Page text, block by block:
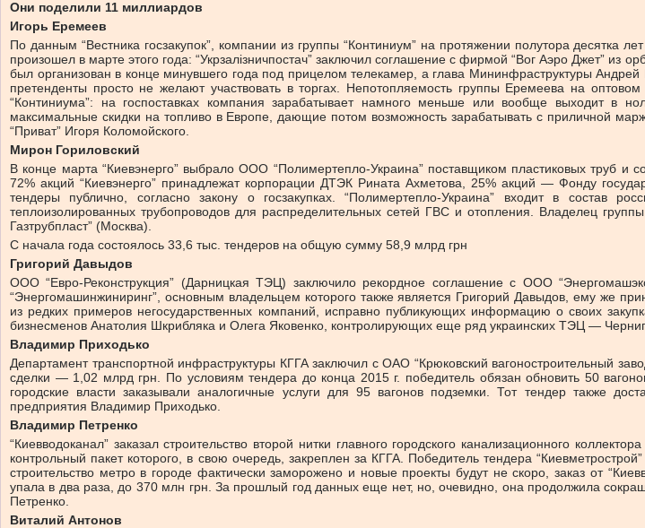
Они поделили 11 миллиардов
Игорь Еремеев
По данным “Вестника госзакупок”, компании из группы “Континиум” на протяжении полутора десятка
произошел в марте этого года: “Укрзалізничпостач” заключил соглашение с фирмой “Вог Аэро Джет” из
был организован в конце минувшего года под прицелом телекамер, а глава Мининфраструктуры
претенденты просто не желают участвовать в торгах. Непотопляемость группы Еремеева на
“Континиума”: на госпоставках компания зарабатывает намного меньше или вообще выходит в
максимальные скидки на топливо в Европе, дающие потом возможность зарабатывать с приличной
“Приват” Игоря Коломойского.
Мирон Гориловский
В конце марта “Киевэнерго” выбрало ООО “Полимертепло-Украина” поставщиком пластиковых труб и
72% акций “Киевэнерго” принадлежат корпорации ДТЭК Рината Ахметова, 25% акций — Фонду
тендеры публично, согласно закону о госзакупках. “Полимертепло-Украина” входит в состав
теплоизолированных трубопроводов для распределительных сетей ГВС и отопления. Владелец
Газтрубпласт” (Москва).
С начала года состоялось 33,6 тыс. тендеров на общую сумму 58,9 млрд грн
Григорий Давыдов
ООО “Евро-Реконструкция” (Дарницкая ТЭЦ) заключило рекордное соглашение с ООО
“Энергомашинжиниринг”, основным владельцем которого также является Григорий Давыдов, ему же
из редких примеров негосударственных компаний, исправно публикующих информацию о своих
бизнесменов Анатолия Шкрибляка и Олега Яковенко, контролирующих еще ряд украинских ТЭЦ —
Владимир Приходько
Департамент транспортной инфраструктуры КГГА заключил с ОАО “Крюковский вагоностроительный
сделки — 1,02 млрд грн. По условиям тендера до конца 2015 г. победитель обязан обновить 50
городские власти заказывали аналогичные услуги для 95 вагонов подземки. Тот тендер также
предприятия Владимир Приходько.
Владимир Петренко
“Киевводоканал” заказал строительство второй нитки главного городского канализационного
контрольный пакет которого, в свою очередь, закреплен за КГГА. Победитель тендера
строительство метро в городе фактически заморожено и новые проекты будут не скоро, заказ от
упала в два раза, до 370 млн грн. За прошлый год данных еще нет, но, очевидно, она продолжила
Петренко.
Виталий Антонов